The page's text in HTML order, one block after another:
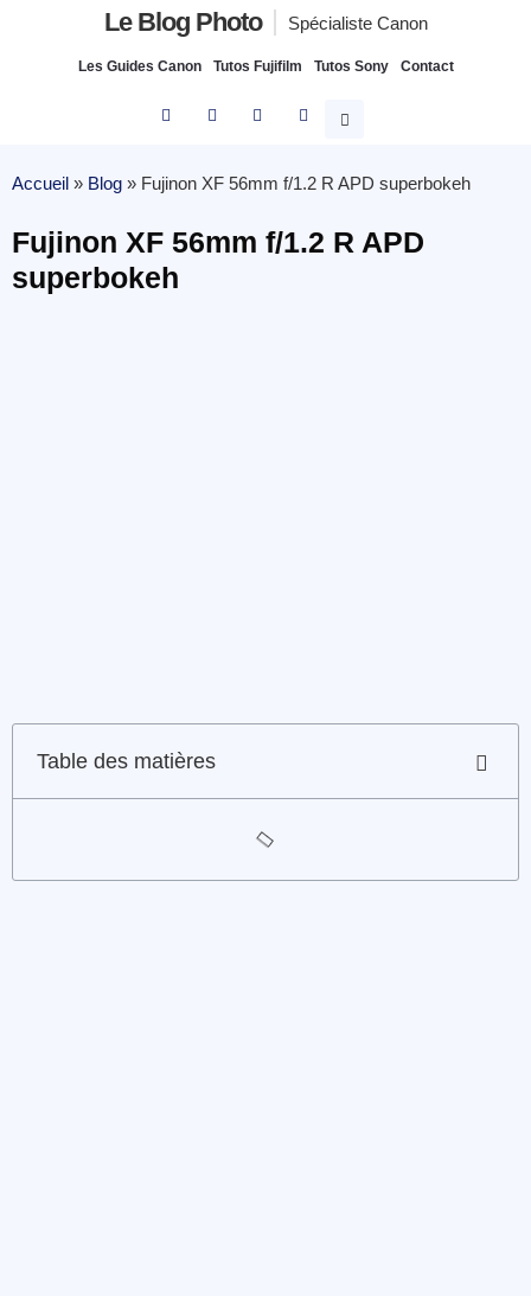
Le Blog Photo Spécialiste Canon
Les Guides Canon Tutos Fujifilm Tutos Sony Contact
Accueil » Blog » Fujinon XF 56mm f/1.2 R APD superbokeh
Fujinon XF 56mm f/1.2 R APD
superbokeh
Table des matières